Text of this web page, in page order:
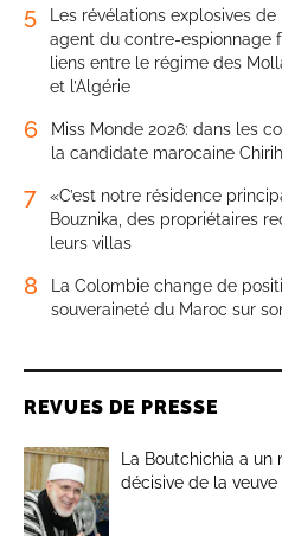
5
Les révélations explosives
agent du contre-espionnage
liens entre le régime des
et l’Algérie
6
Miss Monde 2026: dans les
la candidate marocaine
7
«C’est notre résidence
Bouznika, des propriétaires
leurs villas
8
La Colombie change de
souveraineté du Maroc sur
REVUES DE PRESSE
La Boutchichia a
décisive de la